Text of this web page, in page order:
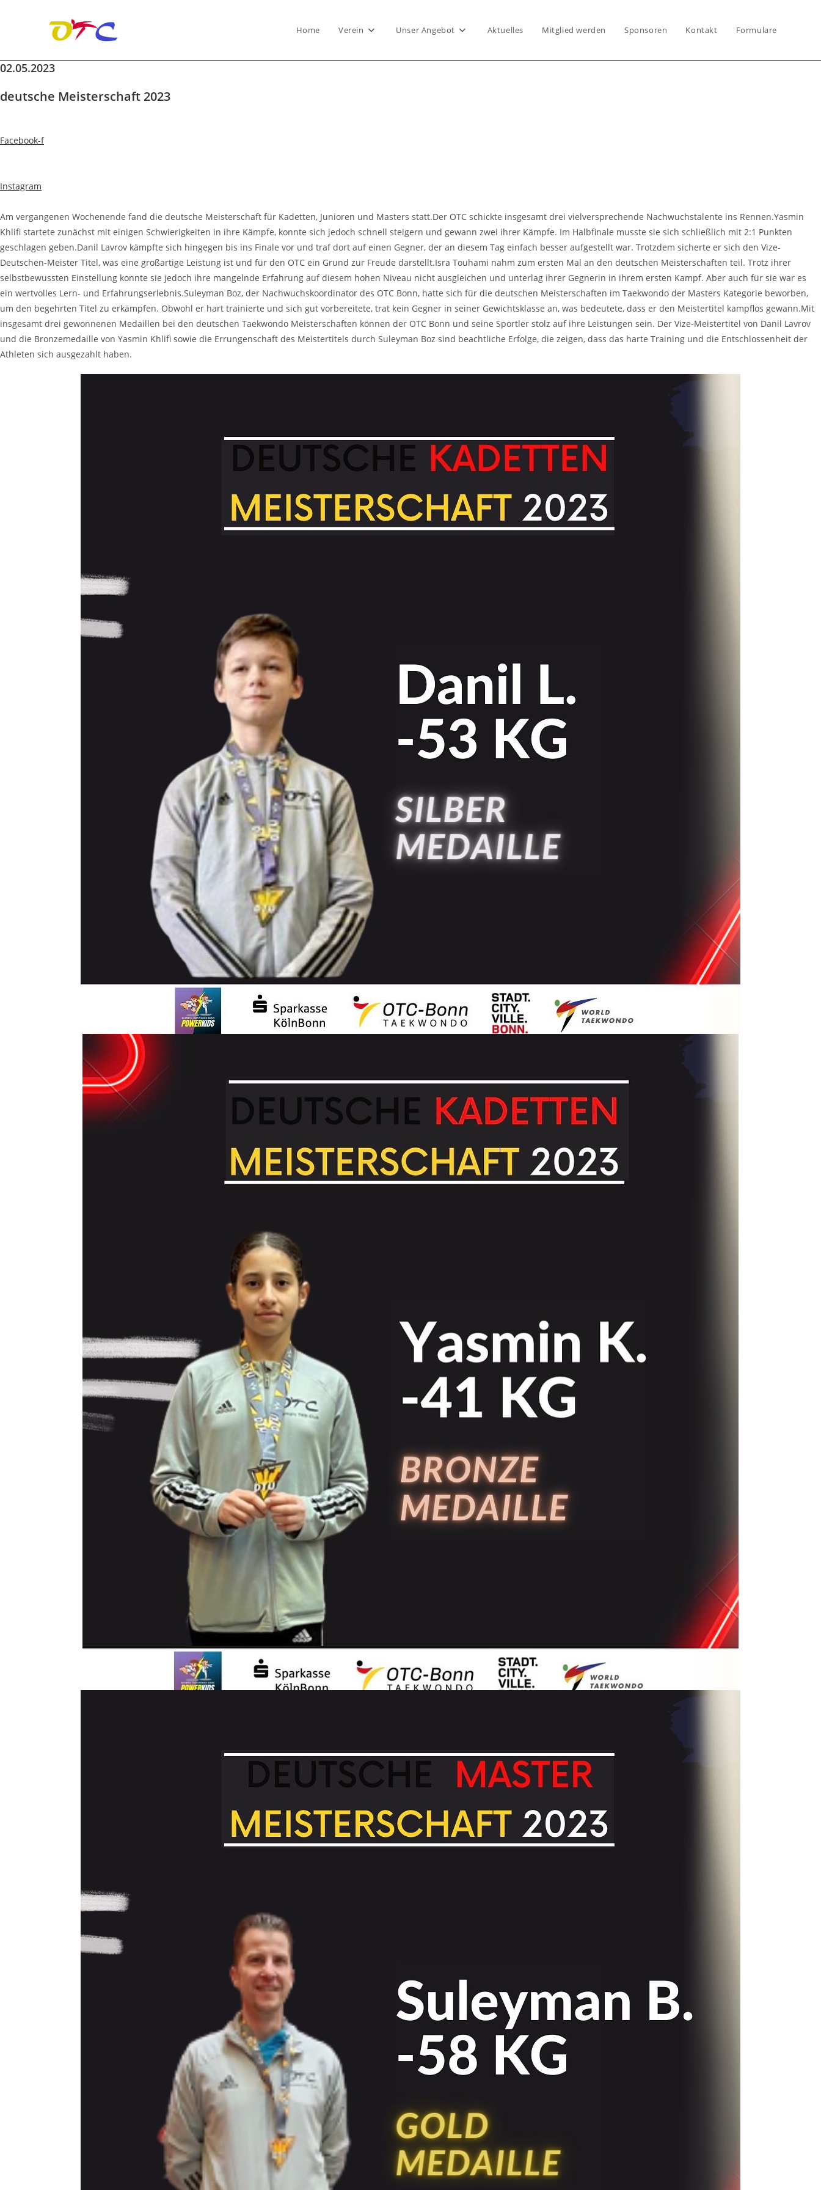
Zum
springen
Home Verein Unser Angebot Aktuelles Mitglied werden Sponsoren Kontakt Formulare
02.05.2023
deutsche Meisterschaft 2023
Facebook-f
Instagram
Am vergangenen Wochenende fand die deutsche Meisterschaft für Kadetten, Junioren und Masters statt.Der OTC schickte insgesamt drei vielversprechende Nachwuchstalente ins Rennen.Yasmin
Khlifi startete zunächst mit einigen Schwierigkeiten in ihre Kämpfe, konnte sich jedoch schnell steigern und gewann zwei ihrer Kämpfe. Im Halbfinale musste sie sich schließlich mit 2:1 Punkten
geschlagen geben.Danil Lavrov kämpfte sich hingegen bis ins Finale vor und traf dort auf einen Gegner, der an diesem Tag einfach besser aufgestellt war. Trotzdem sicherte er sich den Vize-
Deutschen-Meister Titel, was eine großartige Leistung ist und für den OTC ein Grund zur Freude darstellt.Isra Touhami nahm zum ersten Mal an den deutschen Meisterschaften teil. Trotz ihrer
selbstbewussten Einstellung konnte sie jedoch ihre mangelnde Erfahrung auf diesem hohen Niveau nicht ausgleichen und unterlag ihrer Gegnerin in ihrem ersten Kampf. Aber auch für sie war es
ein wertvolles Lern- und Erfahrungserlebnis.Suleyman Boz, der Nachwuchskoordinator des OTC Bonn, hatte sich für die deutschen Meisterschaften im Taekwondo der Masters Kategorie beworben,
um den begehrten Titel zu erkämpfen. Obwohl er hart trainierte und sich gut vorbereitete, trat kein Gegner in seiner Gewichtsklasse an, was bedeutete, dass er den Meistertitel kampflos gewann.Mit
insgesamt drei gewonnenen Medaillen bei den deutschen Taekwondo Meisterschaften können der OTC Bonn und seine Sportler stolz auf ihre Leistungen sein. Der Vize-Meistertitel von Danil Lavrov
und die Bronzemedaille von Yasmin Khlifi sowie die Errungenschaft des Meistertitels durch Suleyman Boz sind beachtliche Erfolge, die zeigen, dass das harte Training und die Entschlossenheit der
Athleten sich ausgezahlt haben.